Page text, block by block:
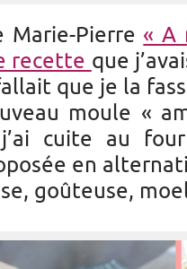
Marie-Pierre « A
recette que
que je la
moule «
cuite au
en
goûteuse,